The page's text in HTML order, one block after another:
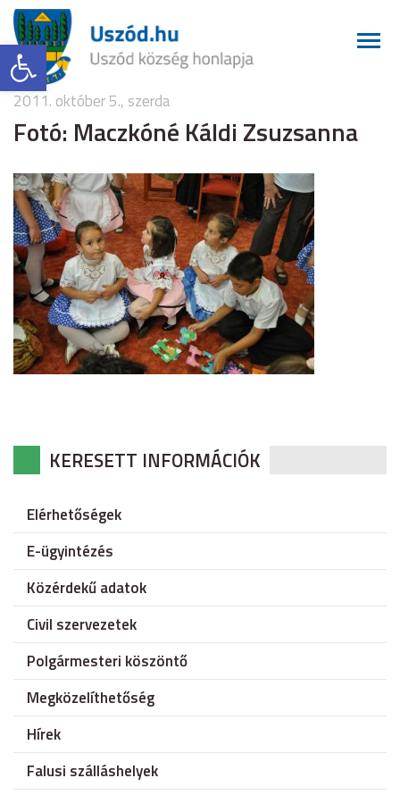
Eszköztár megnyitása
2011. október 5., szerda
Fotó: Maczkóné Káldi Zsuzsanna
KERESETT INFORMÁCIÓK
Elérhetőségek
E-ügyintézés
Közérdekű adatok
Civil szervezetek
Polgármesteri köszöntő
Megközelíthetőség
Hírek
Falusi szálláshelyek